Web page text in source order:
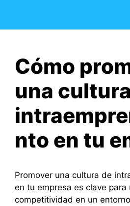
contenido
Cómo
una
nto en tu
Promover una cultura de
en tu empresa es clave para
competitividad en un